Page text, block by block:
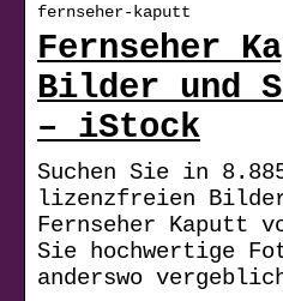
fernseher-kaputt
Fernseher
Bilder und
– iStock
Suchen Sie in
lizenzfreien
Fernseher Kaputt
Sie hochwertige
anderswo